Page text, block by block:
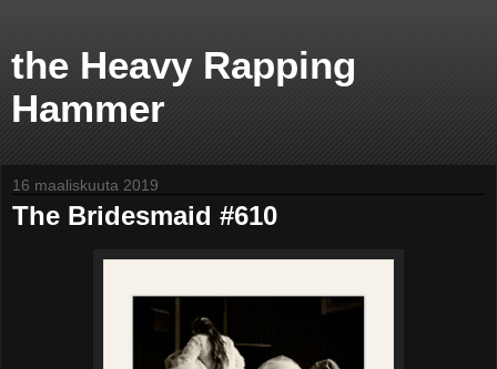
the Heavy Rapping
Hammer
16 maaliskuuta 2019
The Bridesmaid #610